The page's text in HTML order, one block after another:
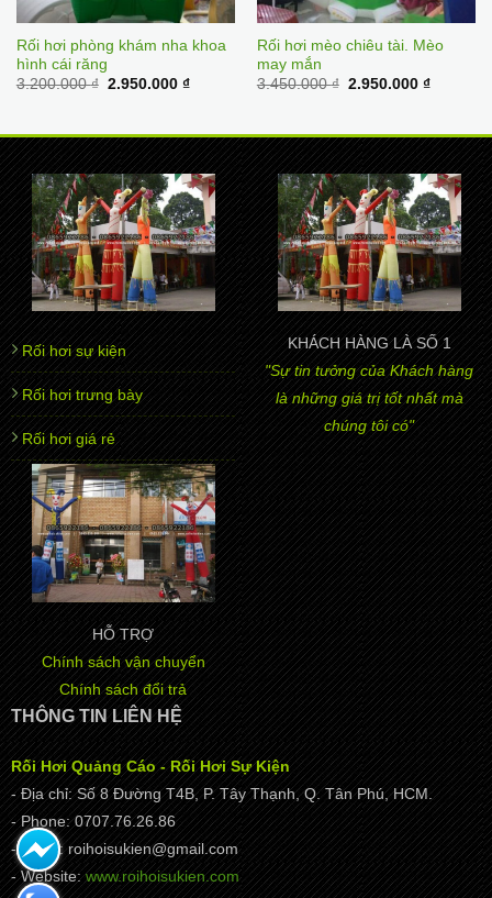
Rối hơi phòng khám nha khoa
hình cái răng
3.200.000₫ Original
2.950.000 ₫Current
Rối hơi mèo chiêu tài. Mèo
may mắn
3.450.000₫ Original
2.950.000 ₫Current
Rối hơi sự kiện
Rối hơi trưng bày
Rối hơi giá rẻ
KHÁCH HÀNG LÀ SỐ 1
"Sự tin tưởng của Khách hàng
là những giá trị tốt nhất mà
chúng tôi có"
HỖ TRỢ
Chính sách vận chuyển
Chính sách đổi trả
THÔNG TIN LIÊN HỆ
Rối Hơi Quảng Cáo - Rối Hơi Sự Kiện
- Địa chỉ: Số 8 Đường T4B, P. Tây Thạnh, Q. Tân Phú, HCM.
- Phone: 0707.76.26.86
- Email: roihoisukien@gmail.com
- Website: www.roihoisukien.com